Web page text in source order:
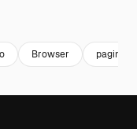
Browser pagina